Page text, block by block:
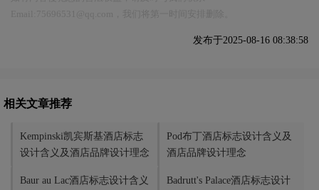
发布于2025-08-16 08:38:58
相关文章推荐
Kempinski凯宾斯基酒店标志
设计含义及酒店品牌设计理念
Pod布丁酒店标志设计含义及
酒店品牌设计理念
Baur au Lac酒店标志设计含义
Badrutt's Palace酒店标志设计